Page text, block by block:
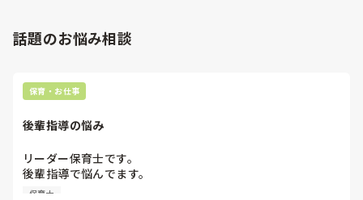
話題のお悩み相談
保育・お仕事
後輩指導の悩み
リーダー保育士です。
後輩指導で悩んでます。
初めて年長を持つ後輩がいますが
保育士